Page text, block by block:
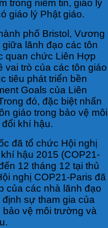
trong niềm tin, giáo lý
giáo lý Phật giáo.
phố Bristol, Vương
lãnh đạo các tôn
quan chức Liên Hợp
vai trò của các tôn giáo
tiêu phát triển bền
Goals của Liên
đó, đặc biệt nhấn
giáo trong bảo vệ môi
khí hậu.
đã tổ chức Hội nghị
hậu 2015 (COP21-
12 tháng 12 tại thủ
nghị COP21-Paris đã
của các nhà lãnh đạo
sự tham gia của
vệ môi trường và